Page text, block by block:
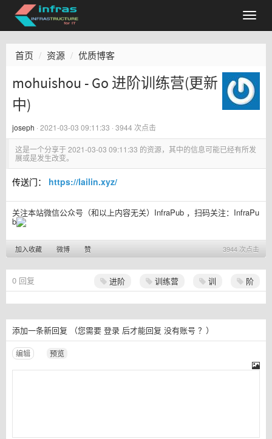
首页 资源 优质博客
mohuishou - Go 进阶训练营(更新
中)
joseph · 2021-03-03 09:11:33 · 3944 次点击
这是一个分享于2021-03-03 09:11:33 的资源，其中的信息可能已经有所发
展或是发生改变。
传送门： https://lailin.xyz/
关注本站微信公众号（和以上内容无关）InfraPub ，扫码关注： InfraPu
b
3944 次点击
加入收藏 微博 赞
进阶 训练营 训 阶
0 回复
添加一条新回复 （您需要 登录 后才能回复 没有账号 ？）
编辑 预览